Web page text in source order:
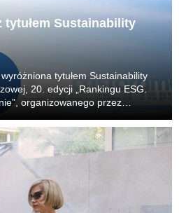
tytułem Sustainability
tytułem Sustainability
20. edycji „Rankingu ESG.
organizowanego przez
obejmującej 65 n...